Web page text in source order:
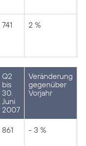
741 2 %
Q2
bis
30.
Juni
2007
Veränderung
gegenüber
Vorjahr
861 - 3 %